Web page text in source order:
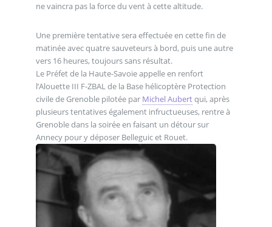
ne vaincra pas la force du vent à cette altitude.
Une première tentative sera effectuée en cette fin de
matinée avec quatre sauveteurs à bord, puis une autre
vers 16 heures, toujours sans résultat.
Le Préfet de la Haute-Savoie appelle en renfort
l’Alouette III F-ZBAL de la Base hélicoptère Protection
civile de Grenoble pilotée par Michel Aubertqui, après
plusieurs tentatives également infructueuses, rentre à
Grenoble dans la soirée en faisant un détour sur
Annecy pour y déposer Belleguic et Rouet.